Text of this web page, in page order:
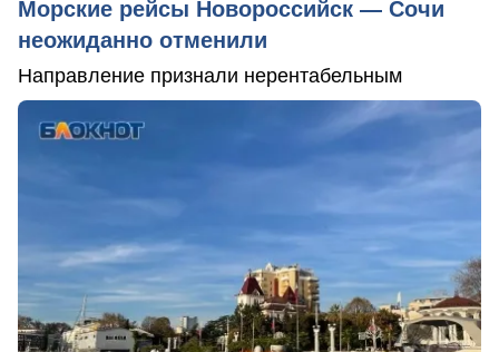
Морские рейсы Новороссийск — Сочи
неожиданно отменили
Направление признали нерентабельным